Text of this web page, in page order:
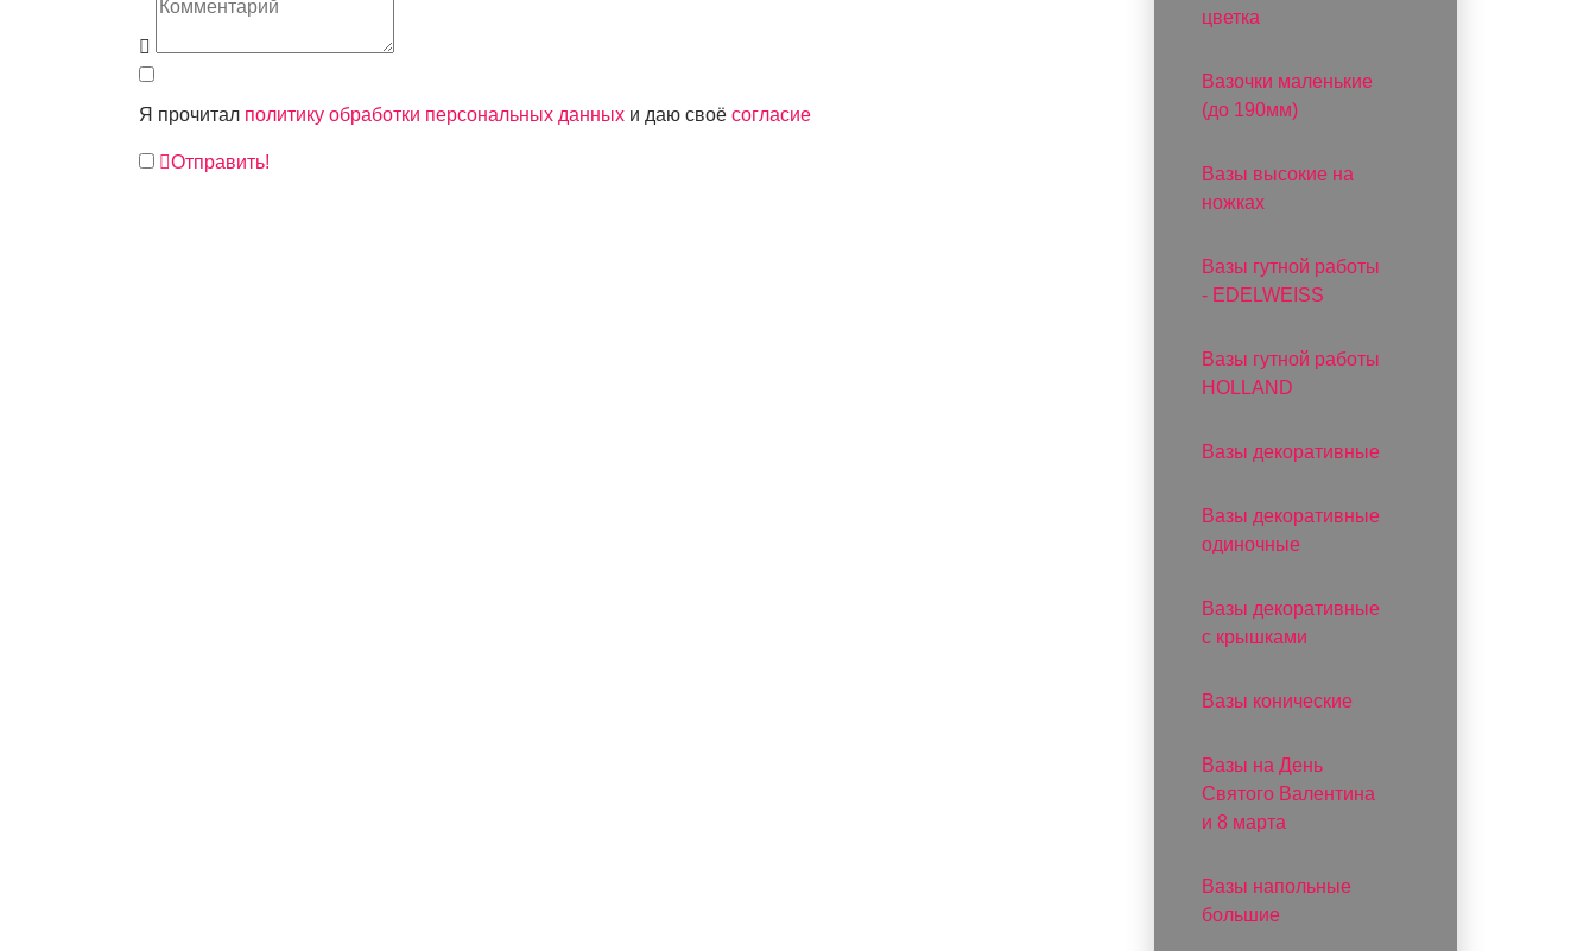
Я прочитал политику обработки персональных данных и даю своё согласие
Отправить!
цветка
Вазочки маленькие
(до 190мм)
Вазы высокие на
ножках
Вазы гутной работы
- EDELWEISS
Вазы гутной работы
HOLLAND
Вазы декоративные
Вазы декоративные
одиночные
Вазы декоративные
с крышками
Вазы конические
Вазы на День
Святого Валентина
и 8 марта
Вазы напольные
большие